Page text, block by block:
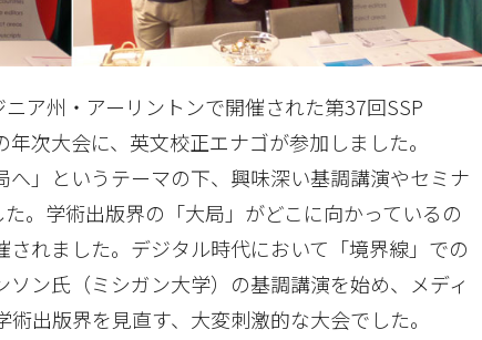
ア州・アーリントンで開催された第37回SSP
次大会に、英文校正エナゴが参加しました。
へ」というテーマの下、興味深い基調講演やセミナ
。学術出版界の「大局」がどこに向かっているの
れました。デジタル時代において「境界線」での
ン氏（ミシガン大学）の基調講演を始め、メディ
出版界を見直す、大変刺激的な大会でした。